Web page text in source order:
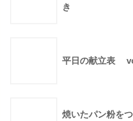
き
平日の献立表
焼いたパン粉を